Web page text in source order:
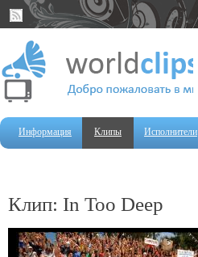
Информация Клипы Исполнители
Клип: In Too Deep